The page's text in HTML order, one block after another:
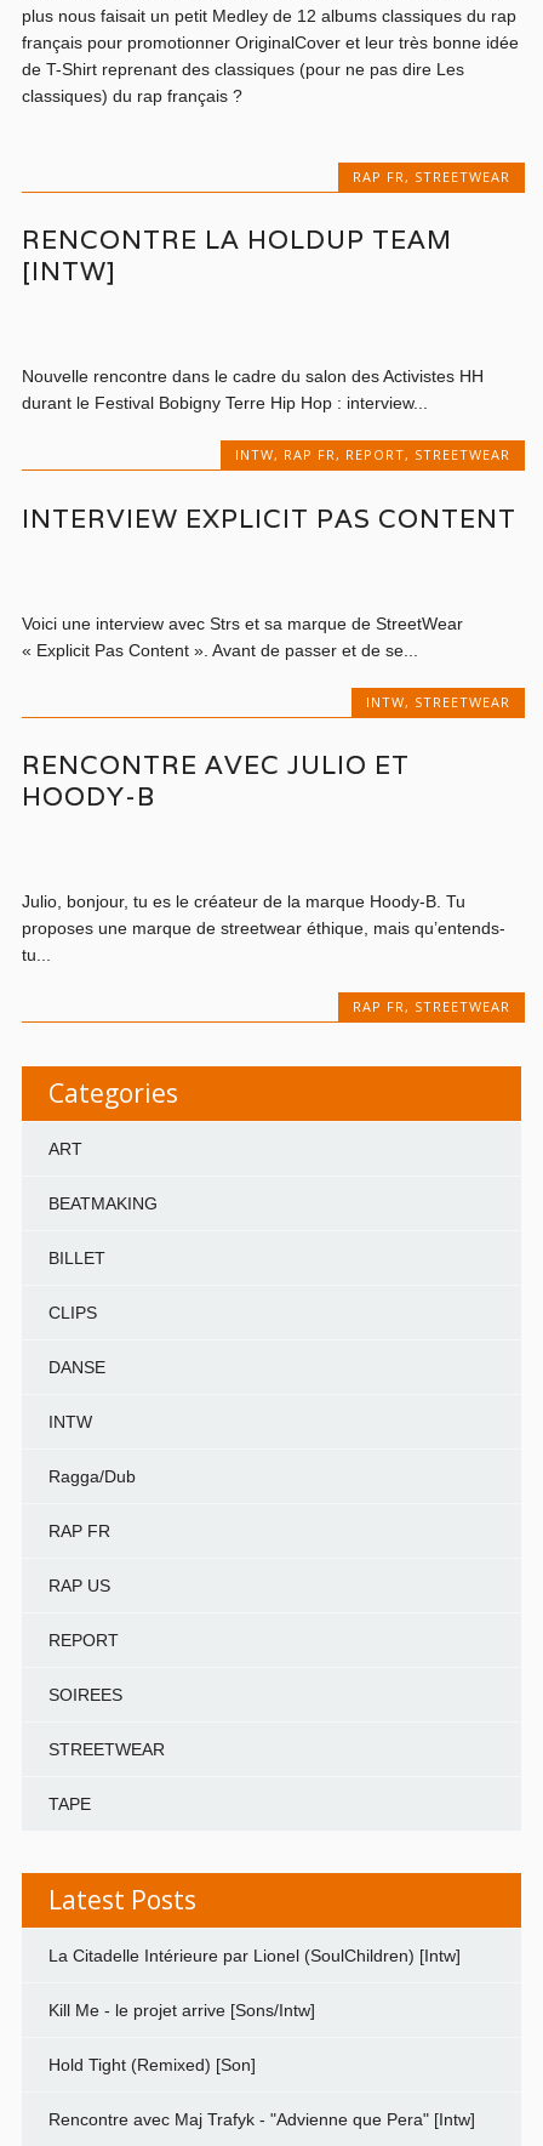
plus nous faisait un petit Medley de 12 albums classiques du rap
français pour promotionner OriginalCover et leur très bonne idée
de T-Shirt reprenant des classiques (pour ne pas dire Les
classiques) du rap français ?
RAP FR , STREETWEAR
RENCONTRE LA HOLDUP TEAM
[INTW]
Nouvelle rencontre dans le cadre du salon des Activistes HH
durant le Festival Bobigny Terre Hip Hop : interview...
INTW, RAP FR, REPORT, STREETWEAR
INTERVIEW EXPLICIT PAS CONTENT
Voici une interview avec Strs et sa marque de StreetWear
« Explicit Pas Content ». Avant de passer et de se...
INTW, STREETWEAR
RENCONTRE AVEC JULIO ET
HOODY-B
Julio, bonjour, tu es le créateur de la marque Hoody-B. Tu
proposes une marque de streetwear éthique, mais qu’entends-
tu...
RAP FR, STREETWEAR
Categories
ART
BEATMAKING
BILLET
CLIPS
DANSE
INTW
Ragga/Dub
RAP FR
RAP US
REPORT
SOIREES
STREETWEAR
TAPE
Latest Posts
La Citadelle Intérieure par Lionel (SoulChildren) [Intw]
Kill Me - le projet arrive [Sons/Intw]
Hold Tight (Remixed) [Son]
Rencontre avec Maj Trafyk - "Advienne que Pera" [Intw]